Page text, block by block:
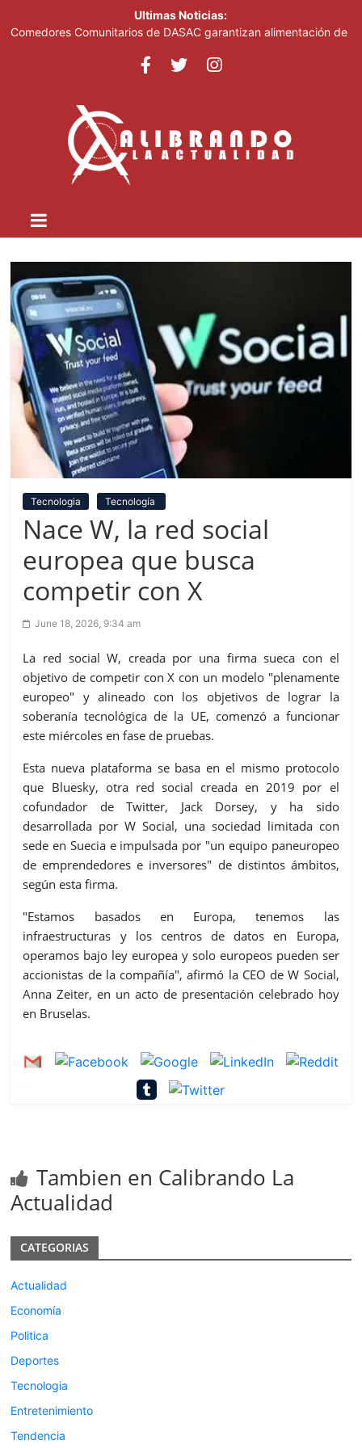
Ultimas Noticias:
Comedores Comunitarios de DASAC garantizan alimentación de
Centroamericanos y del Caribe Santo Domingo 2026
Senado de EE. UU. aprueba nuevo paquete de sanciones a
Italia dice que no acepta ultimátums y mantendrá la suspensión
del Schengen con España
Fransheska Matías gana dos plata en el torneo de pesas de los
Tecnologia Tecnología
Nace W, la red social
europea que busca
competir con X
June 18, 2026, 9:34 am
La red social W, creada por una firma sueca con el
objetivo de competir con X con un modelo "plenamente
europeo" y alineado con los objetivos de lograr la
soberanía tecnológica de la UE, comenzó a funcionar
este miércoles en fase de pruebas.
Esta nueva plataforma se basa en el mismo protocolo
que Bluesky, otra red social creada en 2019 por el
cofundador de Twitter, Jack Dorsey, y ha sido
desarrollada por W Social, una sociedad limitada con
sede en Suecia e impulsada por "un equipo paneuropeo
de emprendedores e inversores" de distintos ámbitos,
según esta firma.
"Estamos basados en Europa, tenemos las
infraestructuras y los centros de datos en Europa,
operamos bajo ley europea y solo europeos pueden ser
accionistas de la compañía", afirmó la CEO de W Social,
Anna Zeiter, en un acto de presentación celebrado hoy
en Bruselas.
Tambien en Calibrando La
Actualidad
CATEGORIAS
Actualidad
Economía
Politica
Deportes
Tecnologia
Entretenimiento
Tendencia